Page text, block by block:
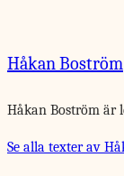
Håkan Boström
Håkan Boström är
Se alla texter av